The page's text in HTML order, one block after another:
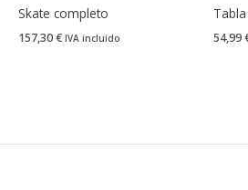
Skate completo
157,30€ IVA incluido 54,99